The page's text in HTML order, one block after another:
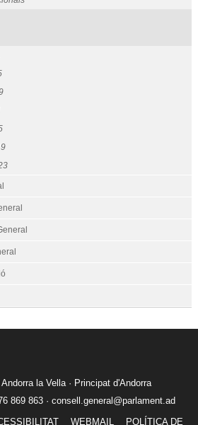
la Vella · Principat d'Andorra
869 863 · consell.general@parlament.ad
WEBMAIL POLÍTICA DE